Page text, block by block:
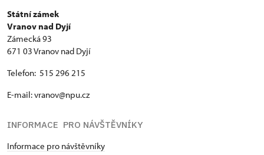
Státní zámek
Vranov nad Dyjí
Zámecká 93
671 03 Vranov nad Dyjí
Telefon: 515 296 215
E-mail: vranov@npu.cz
INFORMACE PRO NÁVŠTĚVNÍKY
Informace pro návštěvníky